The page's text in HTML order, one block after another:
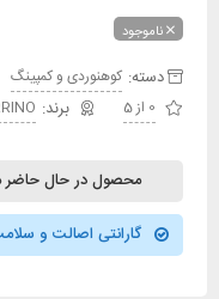
ناموجود
دسته: کوهنوردی و کمپینگ
0 از 5
محصول در حال حاضر
گارانتی اصالت و